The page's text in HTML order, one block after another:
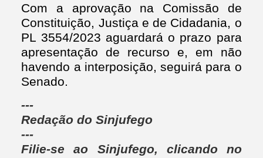
Com a aprovação na Comissão de
Constituição, Justiça e de Cidadania, o
PL 3554/2023 aguardará o prazo para
apresentação de recurso e, em não
havendo a interposição, seguirá para o
Senado.
---
Redação do Sinjufego
---
Filie-se ao Sinjufego, clicando no